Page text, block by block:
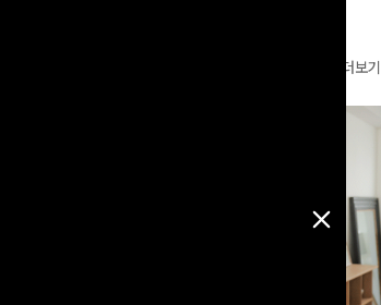
더보기